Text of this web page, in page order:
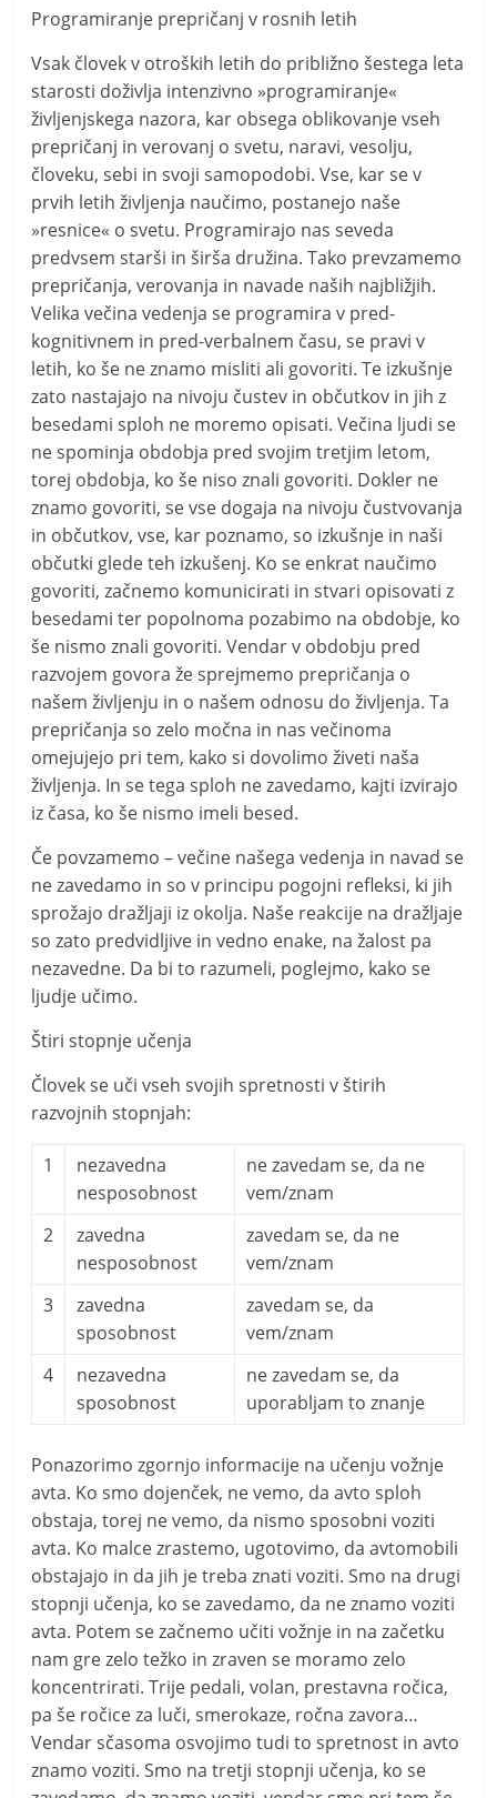
Programiranje prepričanj v rosnih letih
Vsak človek v otroških letih do približno šestega leta
starosti doživlja intenzivno »programiranje«
življenjskega nazora, kar obsega oblikovanje vseh
prepričanj in verovanj o svetu, naravi, vesolju,
človeku, sebi in svoji samopodobi. Vse, kar se v
prvih letih življenja naučimo, postanejo naše
»resnice« o svetu. Programirajo nas seveda
predvsem starši in širša družina. Tako prevzamemo
prepričanja, verovanja in navade naših najbližjih.
Velika večina vedenja se programira v pred-
kognitivnem in pred-verbalnem času, se pravi v
letih, ko še ne znamo misliti ali govoriti. Te izkušnje
zato nastajajo na nivoju čustev in občutkov in jih z
besedami sploh ne moremo opisati. Večina ljudi se
ne spominja obdobja pred svojim tretjim letom,
torej obdobja, ko še niso znali govoriti. Dokler ne
znamo govoriti, se vse dogaja na nivoju čustvovanja
in občutkov, vse, kar poznamo, so izkušnje in naši
občutki glede teh izkušenj. Ko se enkrat naučimo
govoriti, začnemo komunicirati in stvari opisovati z
besedami ter popolnoma pozabimo na obdobje, ko
še nismo znali govoriti. Vendar v obdobju pred
razvojem govora že sprejmemo prepričanja o
našem življenju in o našem odnosu do življenja. Ta
prepričanja so zelo močna in nas večinoma
omejujejo pri tem, kako si dovolimo živeti naša
življenja. In se tega sploh ne zavedamo, kajti izvirajo
iz časa, ko še nismo imeli besed.
Če povzamemo – večine našega vedenja in navad se
ne zavedamo in so v principu pogojni refleksi, ki jih
sprožajo dražljaji iz okolja. Naše reakcije na dražljaje
so zato predvidljive in vedno enake, na žalost pa
nezavedne. Da bi to razumeli, poglejmo, kako se
ljudje učimo.
Štiri stopnje učenja
Človek se uči vseh svojih spretnosti v štirih
razvojnih stopnjah:
1
nezavedna
nesposobnost
ne zavedam se, da ne
vem/znam
2
zavedna
nesposobnost
zavedam se, da ne
vem/znam
3
zavedna
sposobnost
zavedam se, da
vem/znam
4
nezavedna
sposobnost
ne zavedam se, da
uporabljam to znanje
Ponazorimo zgornjo informacije na učenju vožnje
avta. Ko smo dojenček, ne vemo, da avto sploh
obstaja, torej ne vemo, da nismo sposobni voziti
avta. Ko malce zrastemo, ugotovimo, da avtomobili
obstajajo in da jih je treba znati voziti. Smo na drugi
stopnji učenja, ko se zavedamo, da ne znamo voziti
avta. Potem se začnemo učiti vožnje in na začetku
nam gre zelo težko in zraven se moramo zelo
koncentrirati. Trije pedali, volan, prestavna ročica,
pa še ročice za luči, smerokaze, ročna zavora…
Vendar sčasoma osvojimo tudi to spretnost in avto
znamo voziti. Smo na tretji stopnji učenja, ko se